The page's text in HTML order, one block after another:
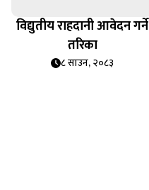
विद्युतीय राहदानी आवेदन गर्ने
तरिका
८ साउन, २०८३